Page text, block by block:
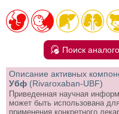
Поиск
Описание активных
Убф (Rivaroxaban-UBF)
Приведенная научная
может быть использована
применения конкретного